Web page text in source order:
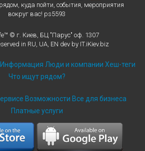
куда пойти, события, мероприятия
вокруг вас! ps5593
© г. Киев, БЦ "Парус" оф. 1307
in RU UA, EN dev by IT.iKiev.biz
Люди и компании Хеш-теги
Что ищут рядом?
Возможности Все для бизнеса
Платные услуги